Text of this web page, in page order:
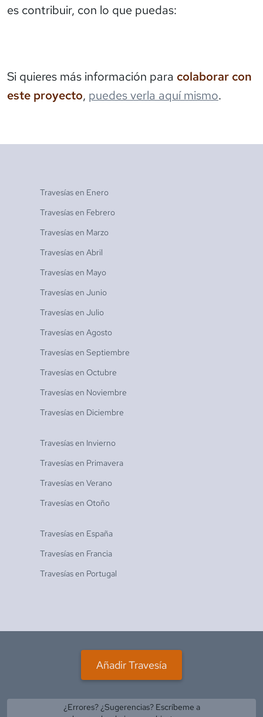
es contribuir, con lo que puedas:
Si quieres más información para colaborar con
este proyecto, puedes verla aquí mismo.
Travesías en Enero
Travesías en Febrero
Travesías en Marzo
Travesías en Abril
Travesías en Mayo
Travesías en Junio
Travesías en Julio
Travesías en Agosto
Travesías en Septiembre
Travesías en Octubre
Travesías en Noviembre
Travesías en Diciembre
Travesías en Invierno
Travesías en Primavera
Travesías en Verano
Travesías en Otoño
Travesías en España
Travesías en Francia
Travesías en Portugal
Añadir Travesía
¿Errores? ¿Sugerencias? Escríbeme a